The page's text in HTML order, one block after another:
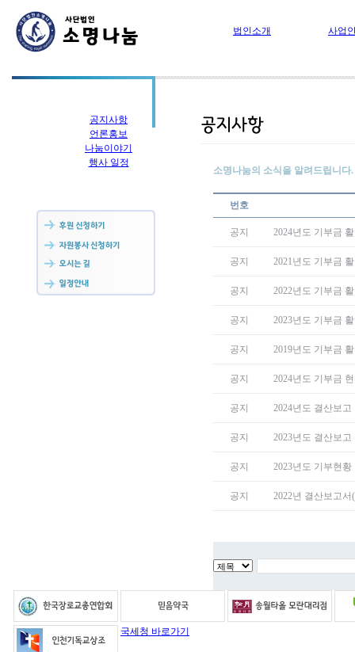
법인소개 사업
공지사항
언론홍보
나눔이야기
행사 일정
소명나눔의 소식을 알려드립니다.
번호
공지 2024년도 기부금
공지 2021년도 기부금
공지 2022년도 기부금
공지 2023년도 기부금
공지 2019년도 기부금
공지 2024년도 기부금
공지 2024년도 결산보고
공지 2023년도 결산보고
공지 2023년도 기부현황
공지 2022년 결산보고서
국세청 바로가기